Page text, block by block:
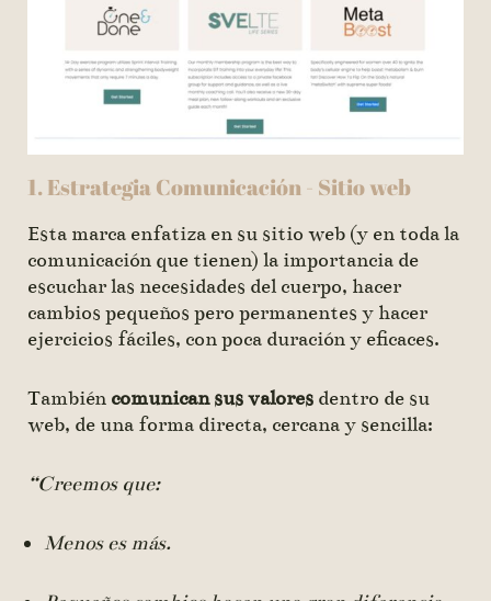
1. Estrategia Comunicación - Sitio web
Esta marca enfatiza en su sitio web (y en toda la
comunicación que tienen) la importancia de
escuchar las necesidades del cuerpo, hacer
cambios pequeños pero permanentes y hacer
ejercicios fáciles, con poca duración y eficaces.
También comunican sus valores dentro de su
web, de una forma directa, cercana y sencilla:
“Creemos que:
Menos es más.